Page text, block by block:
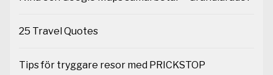
25 Travel Quotes
Tips för tryggare resor med PRICKSTOP